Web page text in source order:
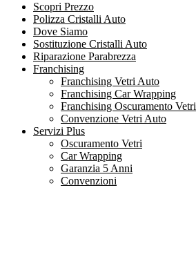
Scopri Prezzo
Polizza Cristalli Auto
Dove Siamo
Sostituzione Cristalli Auto
Riparazione Parabrezza
Franchising
Franchising Vetri Auto
Franchising Car Wrapping
Franchising Oscuramento Vetri
Convenzione Vetri Auto
Servizi Plus
Oscuramento Vetri
Car Wrapping
Garanzia 5 Anni
Convenzioni